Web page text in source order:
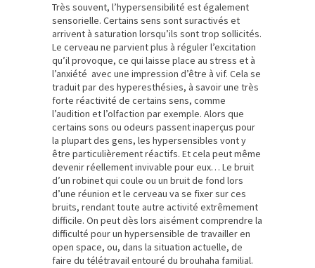
Très souvent, l’hypersensibilité est également
sensorielle. Certains sens sont suractivés et
arrivent à saturation lorsqu’ils sont trop sollicités.
Le cerveau ne parvient plus à réguler l’excitation
qu’il provoque, ce qui laisse place au stress et à
l’anxiété avec une impression d’être à vif. Cela se
traduit par des hyperesthésies, à savoir une très
forte réactivité de certains sens, comme
l’audition et l’olfaction par exemple. Alors que
certains sons ou odeurs passent inaperçus pour
la plupart des gens, les hypersensibles vont y
être particulièrement réactifs. Et cela peut même
devenir réellement invivable pour eux… Le bruit
d’un robinet qui coule ou un bruit de fond lors
d’une réunion et le cerveau va se fixer sur ces
bruits, rendant toute autre activité extrêmement
difficile. On peut dès lors aisément comprendre la
difficulté pour un hypersensible de travailler en
open space, ou, dans la situation actuelle, de
faire du télétravail entouré du brouhaha familial.